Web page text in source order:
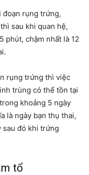
đoạn rụng trứng,
sau khi quan hệ,
phút, chậm nhất là 12
rụng trứng thì việc
trùng có thể tồn tại
khoảng 5 ngày
là ngày bạn thụ thai,
sau đó khi trứng
tổ